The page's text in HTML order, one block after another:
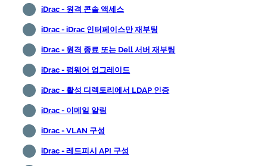
iDrac - 원격 콘솔 액세스
iDrac - iDrac 인터페이스만 재부팅
iDrac - 원격 종료 또는 Dell 서버 재부팅
iDrac - 펌웨어 업그레이드
iDrac - 활성 디렉토리에서 LDAP 인증
iDrac - 이메일 알림
iDrac - VLAN 구성
iDrac - 레드피시 API 구성